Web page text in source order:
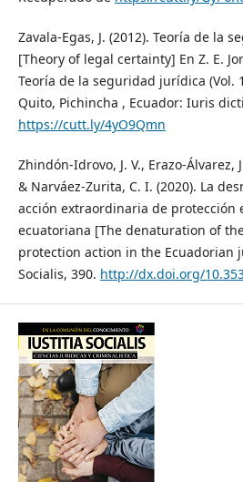
Zavala-Egas, J. (2012). Teoría de la
[Theory of legal certainty] En Z. E.
Teoría de la seguridad jurídica (Vol.
Quito, Pichincha , Ecuador: Iuris
https://cutt.ly/4yO9Qmn
Zhindón-Idrovo, J. V., Erazo-Álvarez,
& Narváez-Zurita, C. I. (2020). La
acción extraordinaria de protección
ecuatoriana [The denaturation of
protection action in the Ecuadorian
Socialis, 390. http://dx.doi.org/